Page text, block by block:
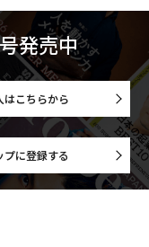
発売中
はこちらから
プに登録する